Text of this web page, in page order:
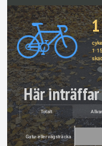
1
Här
Totalt
Gatu- eller vägsträcka